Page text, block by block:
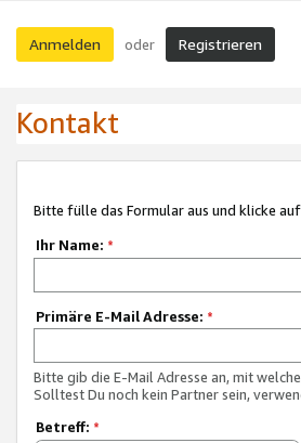
Anmelden oder Registrieren
Kontakt
Bitte fülle das Formular aus und klicke
Ihr Name: *
Primäre E-Mail Adresse: *
Bitte gib die E-Mail Adresse an, mit
Solltest Du noch kein Partner sein,
Betreff: *